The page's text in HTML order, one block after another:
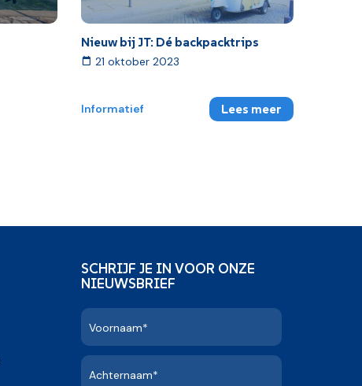
Nieuw bij JT: Dé backpacktrips
21 oktober 2023
Informatief Lees meer
SCHRIJF JE IN VOOR ONZE
NIEUWSBRIEF
Voornaam*
Achternaam*